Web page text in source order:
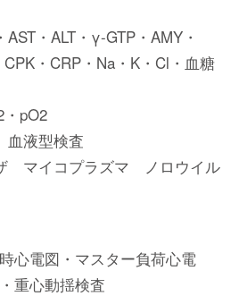
・ALT・γ-GTP・AMY・
・CRP・Na・K・Cl・血糖
pO2
液型検査
マイコプラズマ ノロウイル
心電図・マスター負荷心電
重心動揺検査